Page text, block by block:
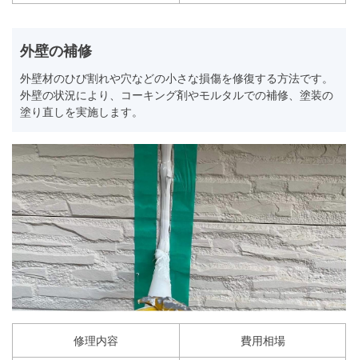
外壁の補修
外壁材のひび割れや穴などの小さな損傷を修復する方法です。
外壁の状況により、コーキング剤やモルタルでの補修、塗装の
塗り直しを実施します。
修理内容 費用相場